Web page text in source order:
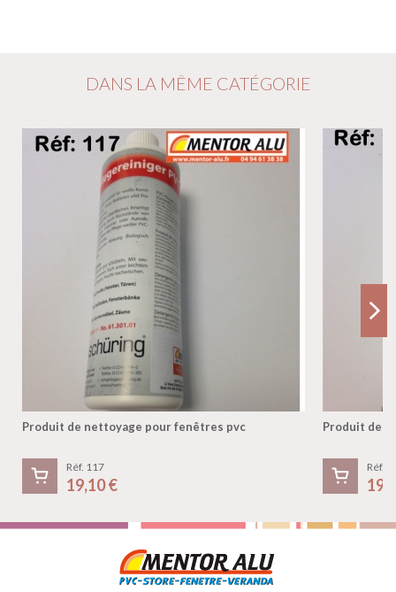
DANS LA MÊME CATÉGORIE
Produit de nettoyage pour fenêtres pvc
Réf. 117
19,10 €
Produit de
Réf.